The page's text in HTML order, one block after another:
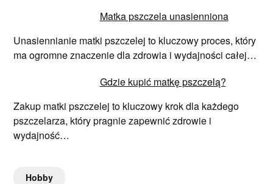
Matka pszczela unasienniona
Unasiennianie matki pszczelej to kluczowy proces, który
ma ogromne znaczenie dla zdrowia i wydajności całej…
Gdzie kupić matkę pszczelą?
Zakup matki pszczelej to kluczowy krok dla każdego
pszczelarza, który pragnie zapewnić zdrowie i
wydajność…
Hobby